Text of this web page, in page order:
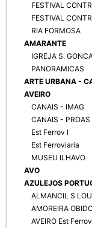
FESTIVAL
FESTIVAL
RIA FORMOSA
AMARANTE
IGREJA S.
PANORAMICAS
ARTE URBANA -
AVEIRO
CANAIS - IMAG
CANAIS - PROAS
Est Ferrov I
Est Ferroviaria
MUSEU ILHAVO
AVO
AZULEJOS
ALMANCIL S
AMOREIRA
AVEIRO Est Ferrov